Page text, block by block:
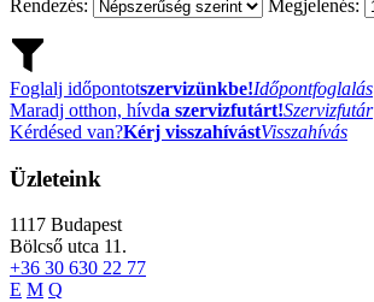
Rendezés: Megjelenés:
Foglalj időpontotszervizünkbe!Időpontfoglalás
Maradj otthon, hívda szervizfutárt!Szervizfutár
Kérdésed van?Kérj visszahívástVisszahívás
Üzleteink
1117 Budapest
Bölcső utca 11.
+36 30 630 22 77
E M Q